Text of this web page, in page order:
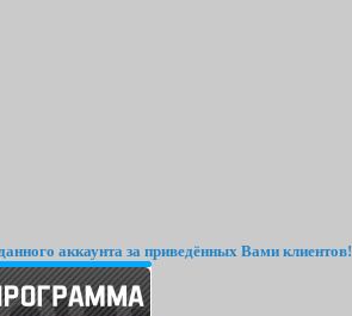
аккаунта за приведённых Вами клиентов!